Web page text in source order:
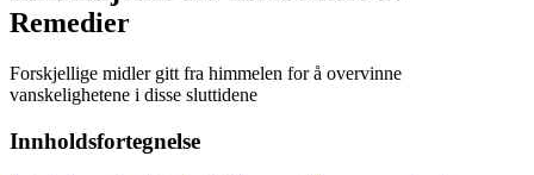
Remedier
Forskjellige midler gitt fra himmelen for å overvinne
vanskelighetene i disse sluttidene
Innholdsfortegnelse